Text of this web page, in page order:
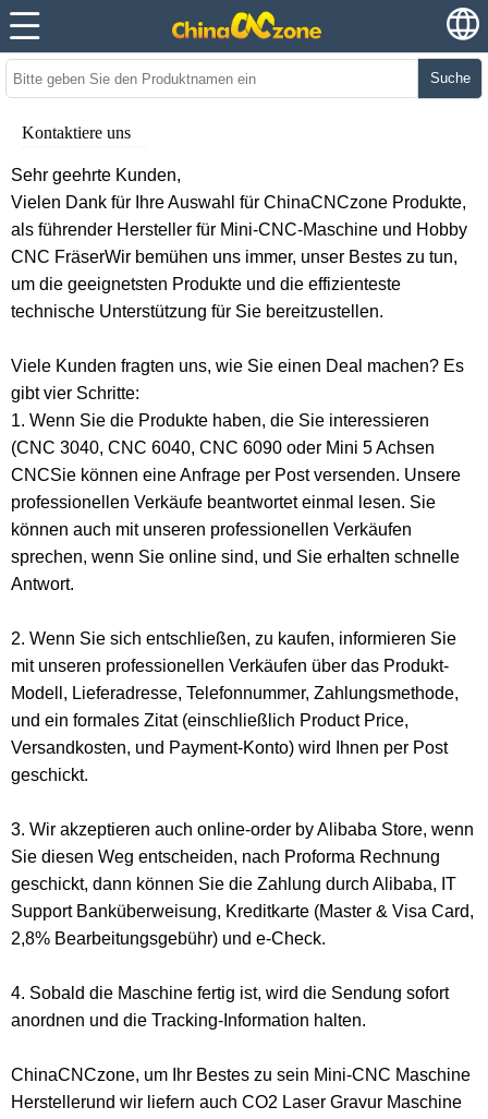
Suche
Kontaktiere uns
Sehr geehrte Kunden,
Vielen Dank für Ihre Auswahl für ChinaCNCzone Produkte,
als führender Hersteller für Mini-CNC-Maschine und Hobby
CNC FräserWir bemühen uns immer, unser Bestes zu tun,
um die geeignetsten Produkte und die effizienteste
technische Unterstützung für Sie bereitzustellen.
Viele Kunden fragten uns, wie Sie einen Deal machen? Es
gibt vier Schritte:
1. Wenn Sie die Produkte haben, die Sie interessieren
(CNC 3040, CNC 6040, CNC 6090 oder Mini 5 Achsen
CNCSie können eine Anfrage per Post versenden. Unsere
professionellen Verkäufe beantwortet einmal lesen. Sie
können auch mit unseren professionellen Verkäufen
sprechen, wenn Sie online sind, und Sie erhalten schnelle
Antwort.
2. Wenn Sie sich entschließen, zu kaufen, informieren Sie
mit unseren professionellen Verkäufen über das Produkt-
Modell, Lieferadresse, Telefonnummer, Zahlungsmethode,
und ein formales Zitat (einschließlich Product Price,
Versandkosten, und Payment-Konto) wird Ihnen per Post
geschickt.
3. Wir akzeptieren auch online-order by Alibaba Store, wenn
Sie diesen Weg entscheiden, nach Proforma Rechnung
geschickt, dann können Sie die Zahlung durch Alibaba, IT
Support Banküberweisung, Kreditkarte (Master & Visa Card,
2,8% Bearbeitungsgebühr) und e-Check.
4. Sobald die Maschine fertig ist, wird die Sendung sofort
anordnen und die Tracking-Information halten.
ChinaCNCzone, um Ihr Bestes zu sein Mini-CNC Maschine
Herstellerund wir liefern auch CO2 Laser Gravur Maschine